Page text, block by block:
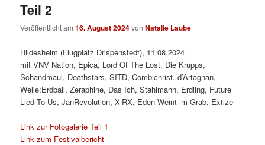
Teil 2
Veröffentlicht am16. August 2024vonNatalie Laube
Hildesheim (Flugplatz Drispenstedt), 11.08.2024
mit VNV Nation, Epica, Lord Of The Lost, Die Krupps,
Schandmaul, Deathstars, SITD, Combichrist, d’Artagnan,
Welle:Erdball, Zeraphine, Das Ich, Stahlmann, Erdling, Future
Lied To Us, JanRevolution, X-RX, Eden Weint im Grab, Extize
Link zur Fotogalerie Teil 1
Link zum Festivalbericht